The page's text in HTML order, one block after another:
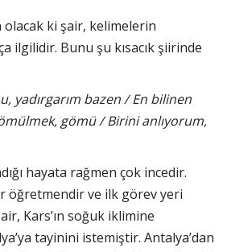
ki şair, kelimelerin
ilgilidir. Bunu şu kısacık şiirinde
yadırgarım bazen / En bilinen
gömü / Birini anlıyorum,
hayata rağmen çok incedir.
öğretmendir ve ilk görev yeri
Kars’ın soğuk iklimine
tayinini istemiştir. Antalya’dan